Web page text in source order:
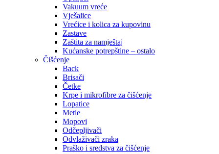
Vakuum vreće
Vješalice
Vrećice i kolica za kupovinu
Zastave
Zaštita za namještaj
Kućanske potrepštine – ostalo
Čišćenje
Back
Brisači
Četke
Krpe i mikrofibre za čišćenje
Lopatice
Metle
Mopovi
Odčepljivači
Odvlaživači zraka
Praško i sredstva za čišćenje